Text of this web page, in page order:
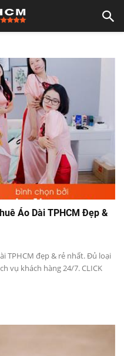
Áo Dài TPHCM Đẹp &
TPHCM đẹp & rẻ nhất. Đủ loại
vụ khách hàng 24/7. CLICK